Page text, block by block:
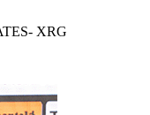
XRG